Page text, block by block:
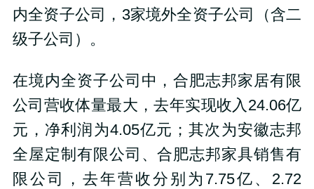
内全资子公司，3家境外全资子公司（含二
级子公司）。
在境内全资子公司中，合肥志邦家居有限
公司营收体量最大，去年实现收入24.06亿
元，净利润为4.05亿元；其次为安徽志邦
全屋定制有限公司、合肥志邦家具销售有
限公司，去年营收分别为7.75亿、2.72